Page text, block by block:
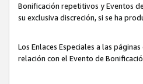
Bonificación repetitivos y Eventos
su exclusiva discreción, si se ha
Los Enlaces Especiales a las
relación con el Evento de